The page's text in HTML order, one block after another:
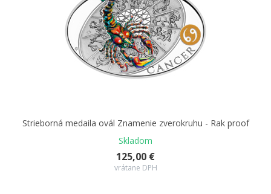
Strieborná medaila ovál Znamenie zverokruhu - Rak proof
Skladom
125,00 €
vrátane DPH